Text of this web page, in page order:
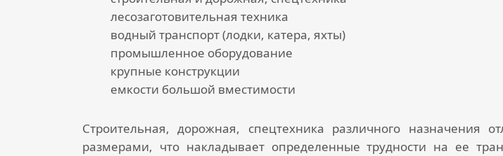
лесозаготовительная техника
водный транспорт (лодки, катера, яхты)
промышленное оборудование
крупные конструкции
емкости большой вместимости
Строительная, дорожная, спецтехника различного назначения
размерами, что накладывает определенные трудности на ее